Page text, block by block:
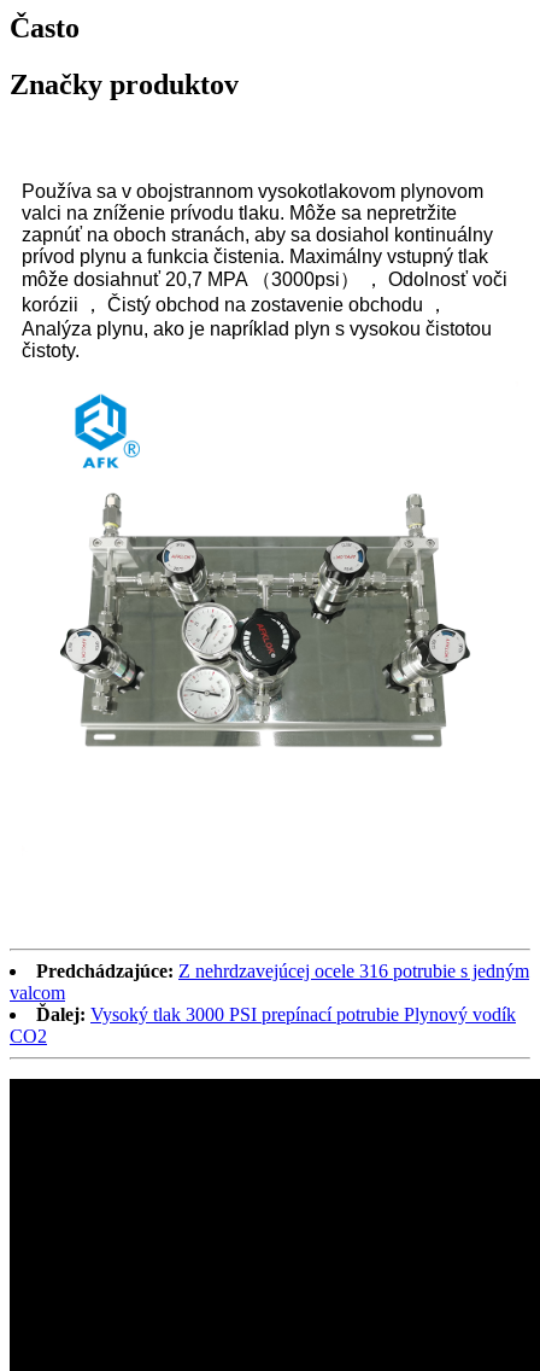
Často
Značky produktov
Používa sa v obojstrannom vysokotlakovom plynovom
valci na zníženie prívodu tlaku. Môže sa nepretržite
zapnúť na oboch stranách, aby sa dosiahol kontinuálny
prívod plynu a funkcia čistenia. Maximálny vstupný tlak
môže dosiahnuť 20,7 MPA （3000psi） ， Odolnosť voči
korózii ， Čistý obchod na zostavenie obchodu ，
Analýza plynu, ako je napríklad plyn s vysokou čistotou
čistoty.
Predchádzajúce: Z nehrdzavejúcej ocele 316 potrubie s jedným
valcom
Ďalej: Vysoký tlak 3000 PSI prepínací potrubie Plynový vodík
CO2